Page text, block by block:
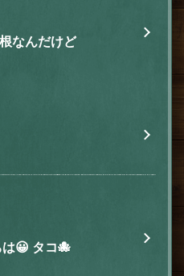
なんだけど
は😀 タコ🐙